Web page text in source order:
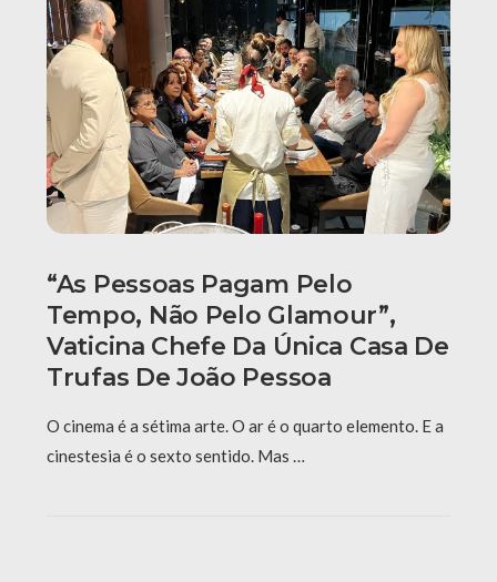
“As Pessoas Pagam Pelo
Tempo, Não Pelo Glamour”,
Vaticina Chefe Da Única Casa De
Trufas De João Pessoa
O cinema é a sétima arte. O ar é o quarto elemento. E a
cinestesia é o sexto sentido. Mas …